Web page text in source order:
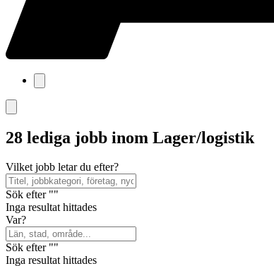
28 lediga jobb inom Lager/logistik
Vilket jobb letar du efter?
Sök efter ""
Inga resultat hittades
Var?
Sök efter ""
Inga resultat hittades